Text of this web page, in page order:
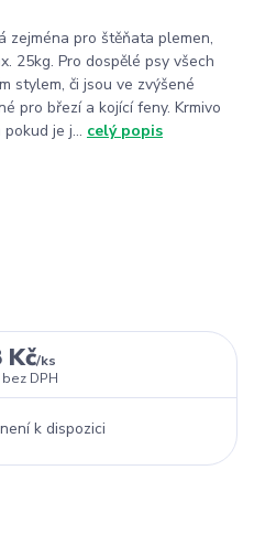
zejména pro štěňata plemen,
25kg. Pro dospělé psy všech
stylem, či jsou ve zvýšené
pro březí a kojící feny. Krmivo
je j... celý popis
Kč/ks
bez DPH
k dispozici